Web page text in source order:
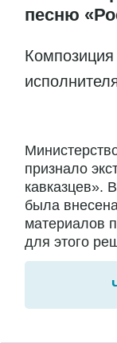
песню
признало
кавказцев».
была
материалов
для этого